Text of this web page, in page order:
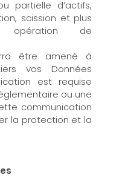
partielle d’actifs,
scission et plus
opération de
être amené à
vos Données
est requise
ou une
communication
la protection et la